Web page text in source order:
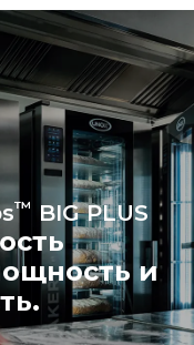
Greenhouse
Protocol
™ BIG PLUS
и